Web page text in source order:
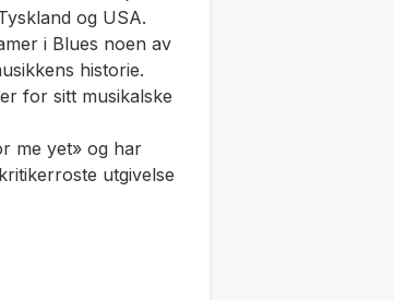
og USA.
i Blues noen av
historie.
for sitt musikalske
me yet» og har
utgivelse